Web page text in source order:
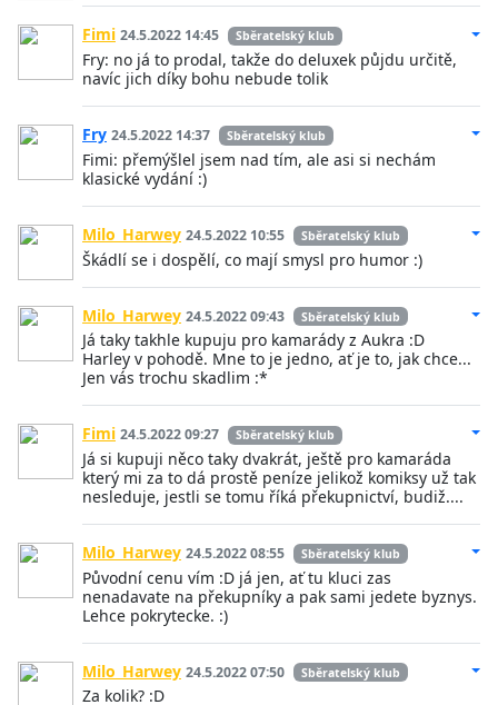
Fimi 24.5.2022 14:45 Sběratelský klub
Fry: no já to prodal, takže do deluxek půjdu určitě,
navíc jich díky bohu nebude tolik
Fry 24.5.2022 14:37 Sběratelský klub
Fimi: přemýšlel jsem nad tím, ale asi si nechám
klasické vydání :)
Milo_Harwey 24.5.2022 10:55 Sběratelský klub
Škádlí se i dospělí, co mají smysl pro humor :)
Milo_Harwey 24.5.2022 09:43 Sběratelský klub
Já taky takhle kupuju pro kamarády z Aukra :D
Harley v pohodě. Mne to je jedno, ať je to, jak chce...
Jen vás trochu skadlim :*
Fimi 24.5.2022 09:27 Sběratelský klub
Já si kupuji něco taky dvakrát, ještě pro kamaráda
který mi za to dá prostě peníze jelikož komiksy už tak
nesleduje, jestli se tomu říká překupnictví, budiž....
Milo_Harwey 24.5.2022 08:55 Sběratelský klub
Původní cenu vím :D já jen, ať tu kluci zas
nenadavate na překupníky a pak sami jedete byznys.
Lehce pokrytecke. :)
Milo_Harwey 24.5.2022 07:50 Sběratelský klub
Za kolik? :D